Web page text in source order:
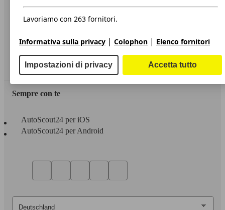
Area rivenditori
Sempre con te
AutoScout24 per iOS
AutoScout24 per Android
Lavoriamo con 263 fornitori.
Informativa sulla privacy | Colophon | Elenco fornitori
Impostazioni di privacy Accetta tutto